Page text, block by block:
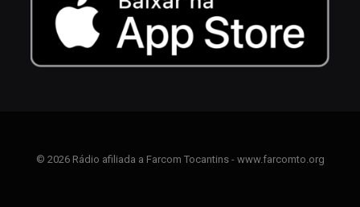
© 2026 Rádio afiliada a Farcom Tocantins - www.farcomto.org